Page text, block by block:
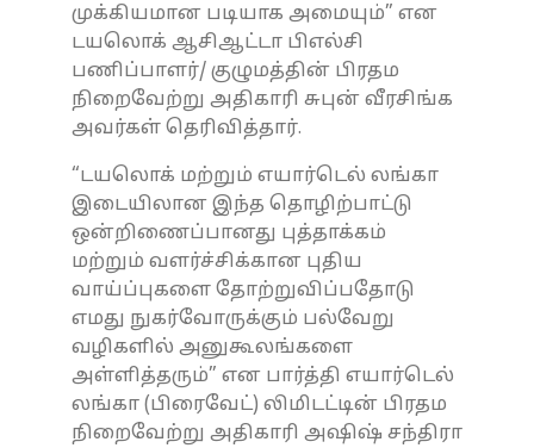
முக்கியமான படியாக அமையும்” என
டயலொக் ஆசிஆட்டா பிஎல்சி
பணிப்பாளர்/ குழுமத்தின் பிரதம
நிறைவேற்று அதிகாரி சுபுன் வீரசிங்க
அவர்கள் தெரிவித்தார்.
“டயலொக் மற்றும் எயார்டெல் லங்கா
இடையிலான இந்த தொழிற்பாட்டு
ஒன்றிணைப்பானது புத்தாக்கம்
மற்றும் வளர்ச்சிக்கான புதிய
வாய்ப்புகளை தோற்றுவிப்பதோடு
எமது நுகர்வோருக்கும் பல்வேறு
வழிகளில் அனுகூலங்களை
அள்ளித்தரும்” என பார்த்தி எயார்டெல்
லங்கா (பிரைவேட்) லிமிடட்டின் பிரதம
நிறைவேற்று அதிகாரி அஷிஷ் சந்திரா